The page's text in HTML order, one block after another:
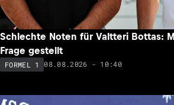
Schlechte Noten für Valtteri Bottas:
Frage gestellt
FORMEL 1 08.08.2026 - 10:40